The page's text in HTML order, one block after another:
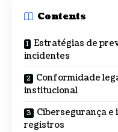
Contents
Estratégias de
incidentes
Conformidade
institucional
Cibersegurança e
registros